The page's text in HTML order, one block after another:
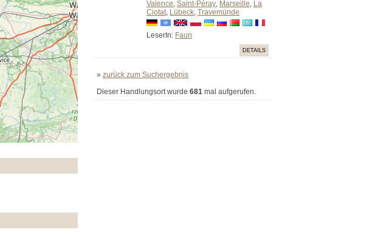
Valence, Saint-Péray, Marseille, La
Ciotat, Lübeck, Travemünde
LeserIn: Faun
DETAILS
» zurück zum Suchergebnis
Dieser Handlungsort wurde 681 mal aufgerufen.